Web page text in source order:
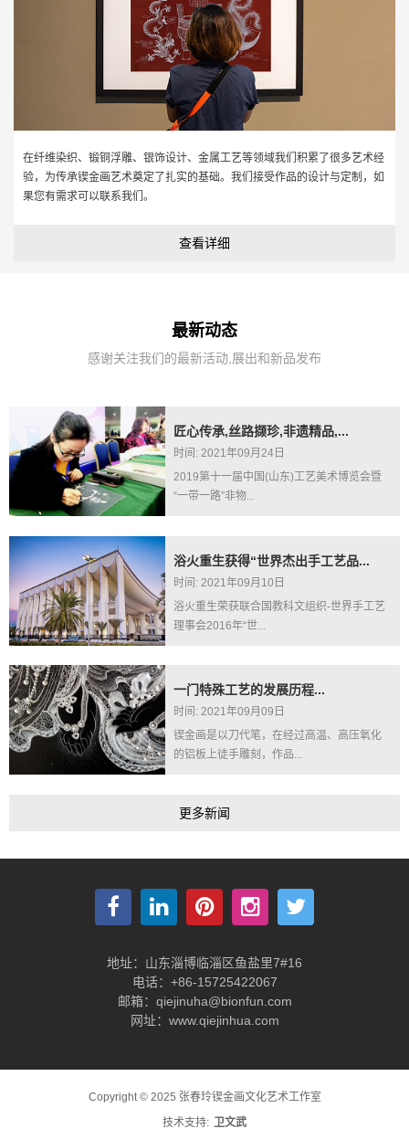
在纤维染织、锻铜浮雕、银饰设计、金属工艺等领域我们积累了很多艺术经
验，为传承锲金画艺术奠定了扎实的基础。我们接受作品的设计与定制，如
果您有需求可以联系我们。
查看详细
最新动态
感谢关注我们的最新活动,展出和新品发布
匠心传承,丝路撷珍,非遗精品,...
时间: 2021年09月24日
2019第十一届中国(山东)工艺美术博览会暨
“一带一路”非物...
浴火重生获得“世界杰出手工艺品...
时间: 2021年09月10日
浴火重生荣获联合国教科文组织-世界手工艺
理事会2016年“世...
一门特殊工艺的发展历程...
时间: 2021年09月09日
锲金画是以刀代笔，在经过高温、高压氧化
的铝板上徒手雕刻，作品...
更多新闻
地址：山东淄博临淄区鱼盐里7#16
电话：+86-15725422067
邮箱：qiejinuha@bionfun.com
网址：www.qiejinhua.com
Copyright © 2025 张春玲锲金画文化艺术工作室
技术支持: 卫文武